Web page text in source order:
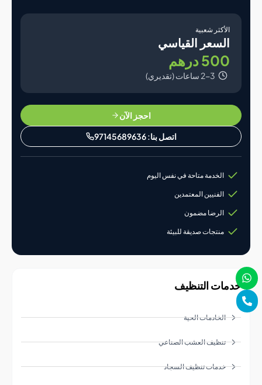
الأكثر شعبية
السعر القياسي
الخدمة متاحة في نفس اليوم
الفنيين المعتمدين
الرضا مضمون
منتجات صديقة للبيئة
التنظيف
الخادمات الحية
تنظيف العشب الصناعي
خدمات تنظيف السجاد